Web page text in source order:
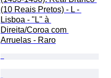
(10 Reais Pretos) - L -
Lisboa - "L" à
Direita/Coroa com
Arruelas - Raro